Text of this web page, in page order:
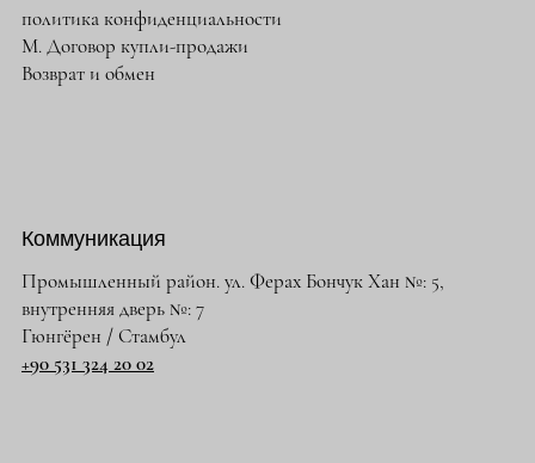
политика конфиденциальности
М. Договор купли-продажи
Возврат и обмен
Коммуникация
Промышленный район. ул. Ферах Бончук Хан №: 5,
внутренняя дверь №: 7
Гюнгёрен / Стамбул
+90 531 324 20 02